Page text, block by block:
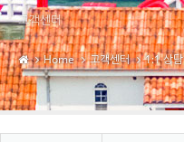
고객센터
Home 고객센터 1:1 상담